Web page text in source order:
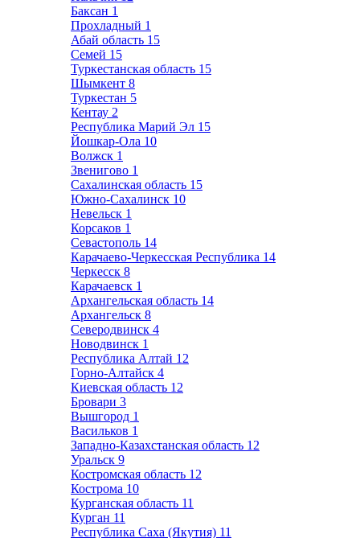
Баксан 1
Прохладный 1
Абай область 15
Семей 15
Туркестанская область 15
Шымкент 8
Туркестан 5
Кентау 2
Республика Марий Эл 15
Йошкар-Ола 10
Волжск 1
Звенигово 1
Сахалинская область 15
Южно-Сахалинск 10
Невельск 1
Корсаков 1
Севастополь 14
Карачаево-Черкесская Республика 14
Черкесск 8
Карачаевск 1
Архангельская область 14
Архангельск 8
Северодвинск 4
Новодвинск 1
Республика Алтай 12
Горно-Алтайск 4
Киевская область 12
Бровари 3
Вышгород 1
Васильков 1
Западно-Казахстанская область 12
Уральск 9
Костромская область 12
Кострома 10
Курганская область 11
Курган 11
Республика Саха (Якутия) 11